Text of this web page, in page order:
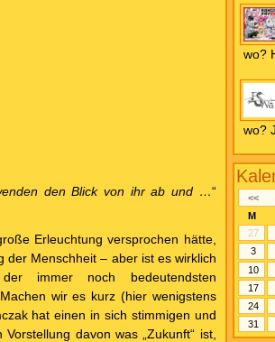
den Blick von ihr ab und …“
Erleuchtung versprochen hätte,
der Menschheit – aber ist es wirklich
immer noch bedeutendsten
wir es kurz (hier wenigstens
hat einen in sich stimmigen und
davon was „Zukunft“ ist,
wo?
wo?
<<
M
27
3
10
17
24
31